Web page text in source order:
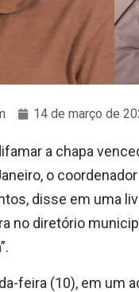
14 de março de
a chapa
o
disse em uma
no diretório
feira (10), em um